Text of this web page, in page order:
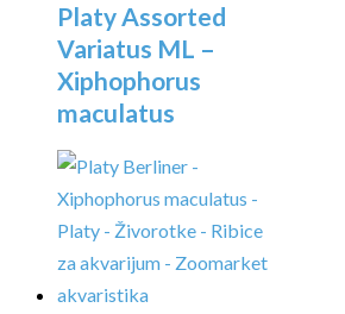
Platy Assorted
Variatus ML –
Xiphophorus
maculatus